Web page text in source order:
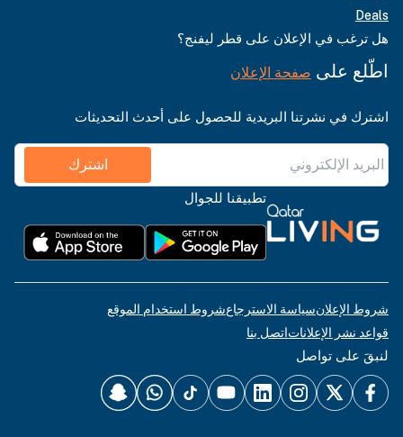
Deals
هل ترغب في الإعلان على قطر ليفنج؟
اطّلع على صفحة الإعلان
اشترك في نشرتنا البريدية للحصول على أحدث التحديثات
اشترك
تطبيقنا للجوال
شروط الإعلانسياسة الاسترجاعشروط استخدام الموقع
قواعد نشر الإعلاناتاتصل بنا
لنبقَ على تواصل